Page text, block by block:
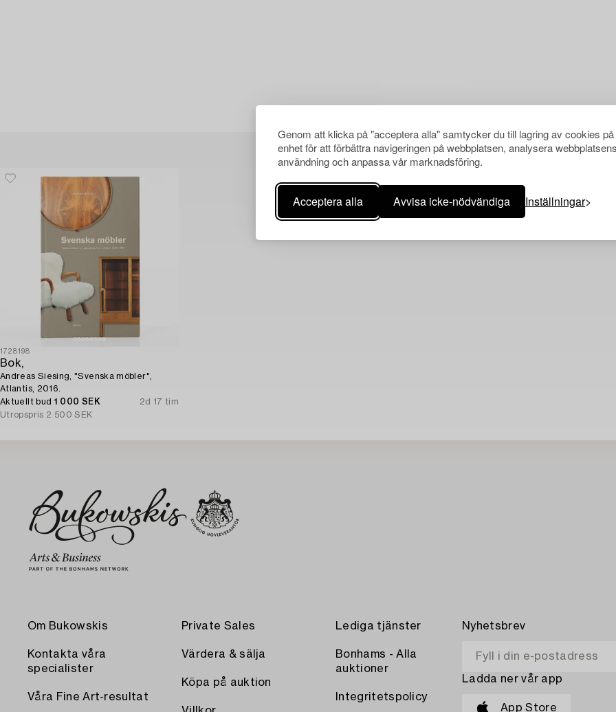
Genom att klicka på "acceptera alla" samtycker du till lagring av cookies
enhet för att förbättra navigeringen på webbplatsen, analysera webbplatsens
användning och anpassa vår marknadsföring.
Acceptera alla Avvisa icke-nödvändiga Inställningar
Andra har även tittat på
1728198
Bok,
Andreas Siesing, "Svenska möbler",
Atlantis, 2016.
Aktuellt bud 1 000 SEK
2d 17 tim
Utropspris 2 500 SEK
Om Bukowskis
Kontakta våra
specialister
Våra Fine Art-resultat
Private Sales
Värdera & sälja
Köpa på auktion
Lediga tjänster
Bonhams - Alla
auktioner
Integritetspolicy
Nyhetsbrev
Ladda ner vår app
App Store